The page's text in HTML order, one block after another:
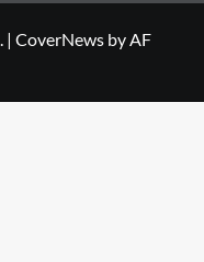
| CoverNews by AF